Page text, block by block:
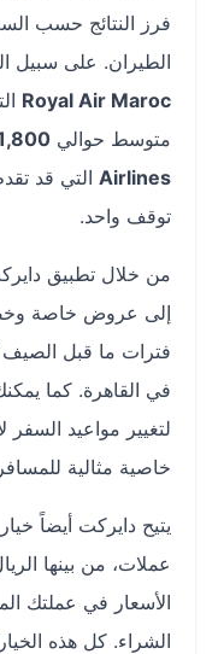
فرز النتائج حسب السعر
الطيران. على سبيل
Royal Air Marocالتي
متوسط حوالي1,800 ريال سعودي
Airlinesالتي قد تقدم
توقف واحد.
من خلال تطبيق دايركت،
إلى عروض خاصة
فترات ما قبل الصيف أو
في القاهرة. كما يمكنك
لتغيير مواعيد السفر
خاصية مثالية للمسافرين
يتيح دايركت أيضاً خيار
عملات، من بينها الريال
الأسعار في عملتك
الشراء. كل هذه الخيارات